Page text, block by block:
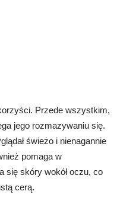
Przede wszystkim,
jego rozmazywaniu się.
świeżo i nienagannie
pomaga w
się skóry wokół oczu, co
cerą.